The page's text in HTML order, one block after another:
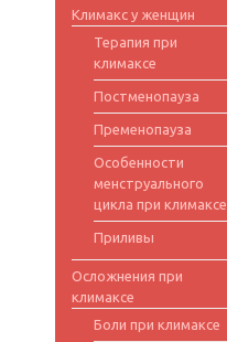
Климакс у женщин
Терапия при
климаксе
Постменопауза
Пременопауза
Особенности
менструального
цикла при климаксе
Приливы
Осложнения при
климаксе
Боли при климаксе